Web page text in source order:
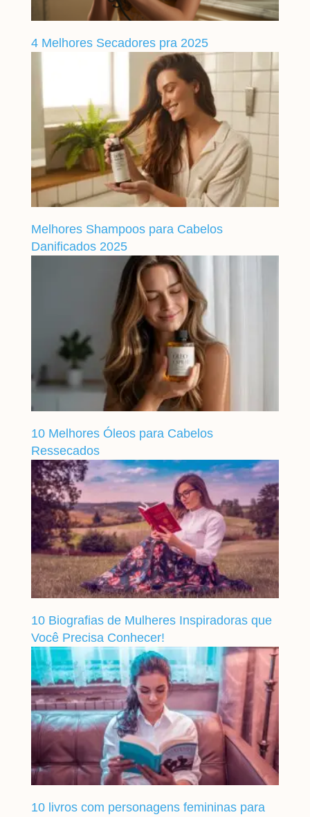
4 Melhores Secadores pra 2025
Melhores Shampoos para Cabelos
Danificados 2025
10 Melhores Óleos para Cabelos
Ressecados
10 Biografias de Mulheres Inspiradoras que
Você Precisa Conhecer!
10 livros com personagens femininas para